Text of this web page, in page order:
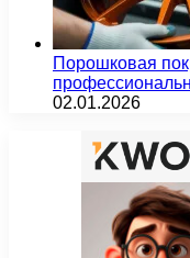
Порошковая
02.01.2026